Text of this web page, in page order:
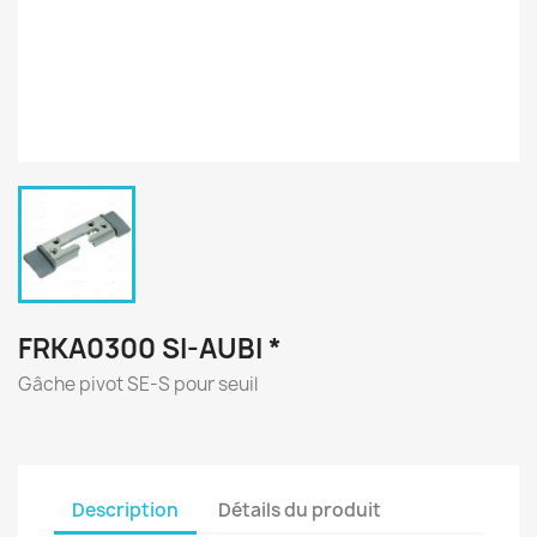
FRKA0300 SI-AUBI *
Gâche pivot SE-S pour seuil
Description Détails du produit